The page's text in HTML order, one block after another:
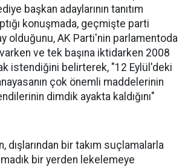
başkan adaylarının tanıtım
konuşmada, geçmişte parti
olduğunu, AK Parti'nin parlamentoda
ve tek başına iktidarken 2008
istendiğini belirterek, "12 Eylül'deki
çok önemli maddelerinin
dimdik ayakta kaldığını"
dışlarından bir takım suçlamalarla
bir yerden lekelemeye